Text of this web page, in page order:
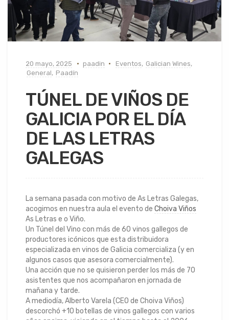
20 mayo, 2025 paadin Eventos, Galician Wines,
General, Paadín
TÚNEL DE VIÑOS DE
GALICIA POR EL DÍA
DE LAS LETRAS
GALEGAS
La semana pasada con motivo de As Letras Galegas,
acogimos en nuestra aula el evento de Choiva Viños
As Letras e o Viño.
Un Túnel del Vino con más de 60 vinos gallegos de
productores icónicos que esta distribuidora
especializada en vinos de Galicia comercializa (y en
algunos casos que asesora comercialmente).
Una acción que no se quisieron perder los más de 70
asistentes que nos acompañaron en jornada de
mañana y tarde.
A mediodía, Alberto Varela (CEO de Choiva Viños)
descorchó +10 botellas de vinos gallegos con varios